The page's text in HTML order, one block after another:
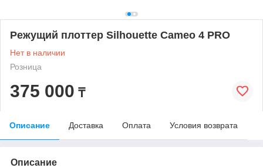
Режущий плоттер Silhouette Cameo 4 PRO
Нет в наличии
Розница
375 000 ₸
Описание Доставка Оплата Условия возврата
Описание